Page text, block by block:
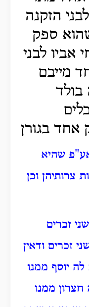
הזקנה
שהוא ספק
לבני
מייבם
אחד בגורן
שהיא
צרותיהן וכן
זכרים
זכרים ודאין
יוסף ממנו
ממנו